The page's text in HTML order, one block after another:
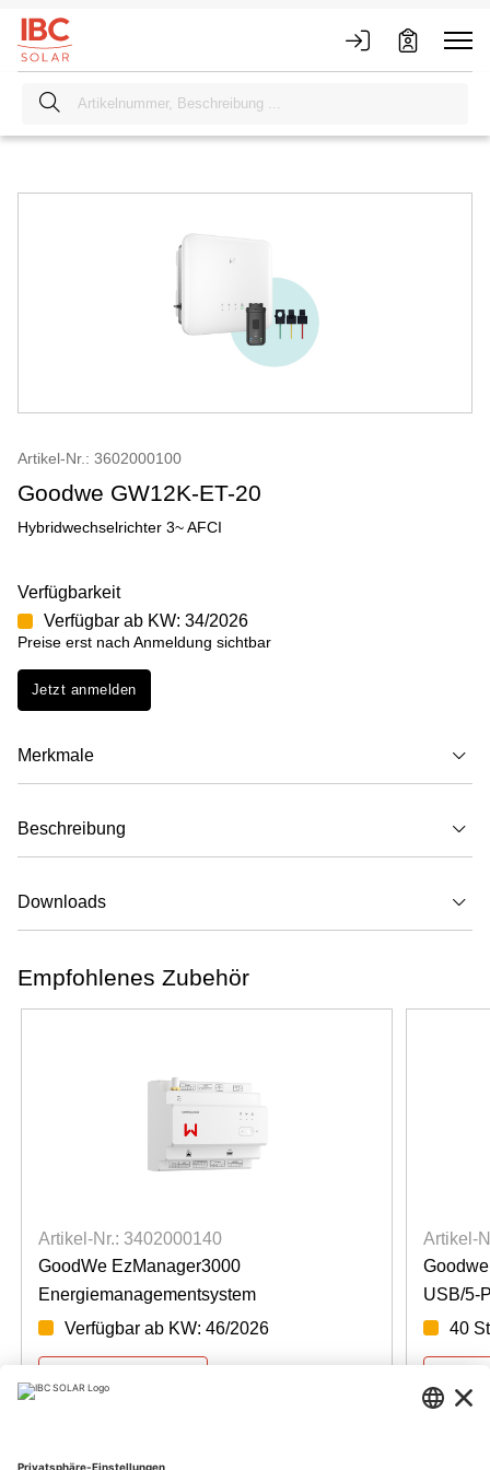
Artikel-Nr.: 3602000100
Goodwe GW12K-ET-20
Hybridwechselrichter 3~ AFCI
Verfügbarkeit
Verfügbar ab KW: 34/2026
Preise erst nach Anmeldung sichtbar
Jetzt anmelden
Merkmale
Beschreibung
Downloads
Empfohlenes Zubehör
Artikel-Nr.: 3402000140
GoodWe EzManager3000
Energiemanagementsystem
Verfügbar ab KW: 46/2026
Artikel-
USB/5-
40